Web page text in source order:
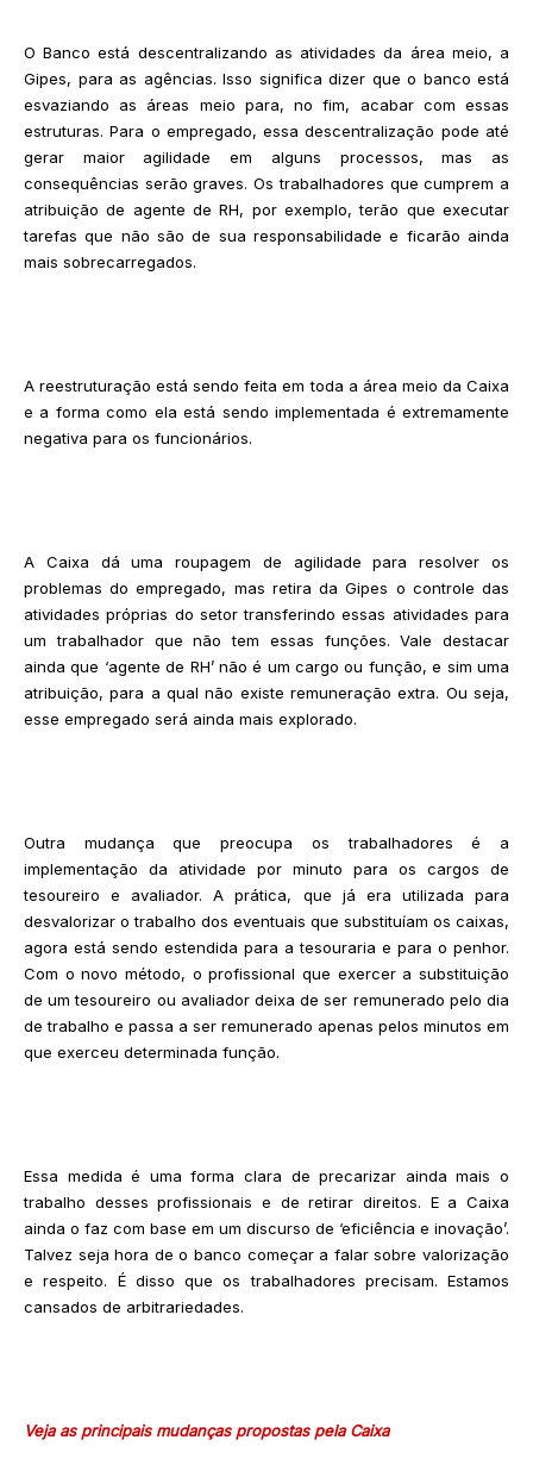
O Banco está descentralizando as atividades da área meio, a
Gipes, para as agências. Isso significa dizer que o banco está
esvaziando as áreas meio para, no fim, acabar com essas
estruturas. Para o empregado, essa descentralização pode até
gerar maior agilidade em alguns processos, mas as
consequências serão graves. Os trabalhadores que cumprem a
atribuição de agente de RH, por exemplo, terão que executar
tarefas que não são de sua responsabilidade e ficarão ainda
mais sobrecarregados.
A reestruturação está sendo feita em toda a área meio da Caixa
e a forma como ela está sendo implementada é extremamente
negativa para os funcionários.
A Caixa dá uma roupagem de agilidade para resolver os
problemas do empregado, mas retira da Gipes o controle das
atividades próprias do setor transferindo essas atividades para
um trabalhador que não tem essas funções. Vale destacar
ainda que ‘agente de RH’ não é um cargo ou função, e sim uma
atribuição, para a qual não existe remuneração extra. Ou seja,
esse empregado será ainda mais explorado.
Outra mudança que preocupa os trabalhadores é a
implementação da atividade por minuto para os cargos de
tesoureiro e avaliador. A prática, que já era utilizada para
desvalorizar o trabalho dos eventuais que substituíam os caixas,
agora está sendo estendida para a tesouraria e para o penhor.
Com o novo método, o profissional que exercer a substituição
de um tesoureiro ou avaliador deixa de ser remunerado pelo dia
de trabalho e passa a ser remunerado apenas pelos minutos em
que exerceu determinada função.
Essa medida é uma forma clara de precarizar ainda mais o
trabalho desses profissionais e de retirar direitos. E a Caixa
ainda o faz com base em um discurso de ‘eficiência e inovação’.
Talvez seja hora de o banco começar a falar sobre valorização
e respeito. É disso que os trabalhadores precisam. Estamos
cansados de arbitrariedades.
Veja as principais mudanças propostas pela Caixa